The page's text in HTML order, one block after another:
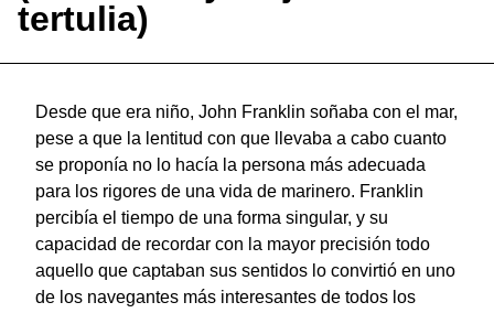
tertulia)
Desde que era niño, John Franklin soñaba con el mar,
pese a que la lentitud con que llevaba a cabo cuanto
se proponía no lo hacía la persona más adecuada
para los rigores de una vida de marinero. Franklin
percibía el tiempo de una forma singular, y su
capacidad de recordar con la mayor precisión todo
aquello que captaban sus sentidos lo convirtió en uno
de los navegantes más interesantes de todos los